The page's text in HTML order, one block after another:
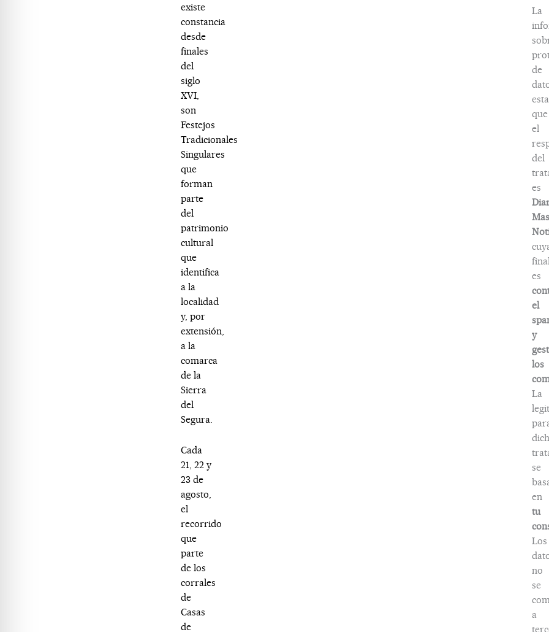
existe
constancia
desde
finales
del
siglo
XVI,
son
Festejos
Tradicionales
Singulares
que
forman
parte
del
patrimonio
cultural
que
identifica
a la
localidad
y, por
extensión,
a la
comarca
de la
Sierra
del
Segura.
Cada
21, 22 y
23 de
agosto,
el
recorrido
que
parte
de los
corrales
de
Casas
de
La
de
que
el
del
es
Mas
es
el
y
los
La
se
en
tu
Los
no
se
a